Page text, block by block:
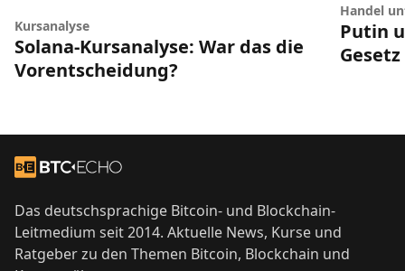
Kursanalyse
Solana-Kursanalyse: War das die
Vorentscheidung?
Handel
Putin
Zur Startseite
Das deutschsprachige Bitcoin- und Blockchain-
Leitmedium seit 2014. Aktuelle News, Kurse und
Ratgeber zu den Themen Bitcoin, Blockchain und